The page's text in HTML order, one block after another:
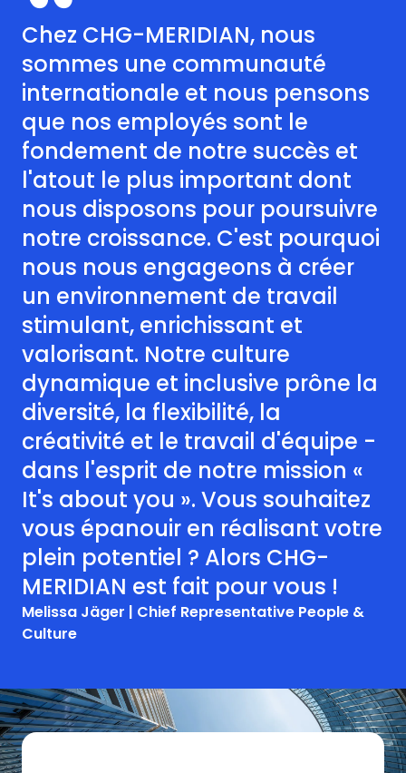
Chez CHG-MERIDIAN, nous
sommes une communauté
internationale et nous pensons
que nos employés sont le
fondement de notre succès et
l'atout le plus important dont
nous disposons pour poursuivre
notre croissance. C'est pourquoi
nous nous engageons à créer
un environnement de travail
stimulant, enrichissant et
valorisant. Notre culture
dynamique et inclusive prône la
diversité, la flexibilité, la
créativité et le travail d'équipe -
dans l'esprit de notre mission «
It's about you ». Vous souhaitez
vous épanouir en réalisant votre
plein potentiel ? Alors CHG-
MERIDIAN est fait pour vous !
Melissa Jäger | Chief Representative People &
Culture